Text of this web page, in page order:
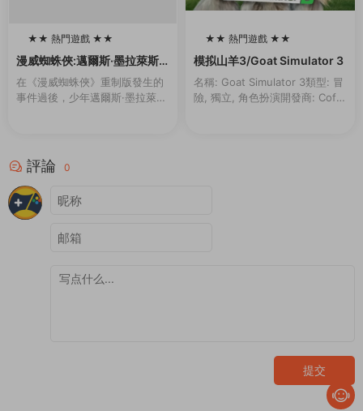
★★ 熱門遊戲 ★★
100
漫威蜘蛛俠:邁爾斯·墨拉萊斯
的崛起/Marvel’s Spider-Ma
n: Miles Morales
在《漫威蜘蛛俠》重制版發生的
事件過後，少年邁爾斯·墨拉萊斯
激烈的權力鬥争威...
★★ 熱門遊戲 ★★
100
模拟山羊3/Goat Simulator 3
名稱: Goat Simulator 3類型: 冒
險, 獨立, 角色扮演開發商: Coffe
評論 0
提交